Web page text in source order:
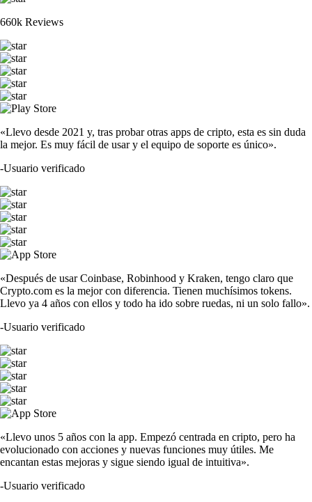
660k Reviews
«Llevo desde 2021 y, tras probar otras apps de cripto, esta es sin duda
la mejor. Es muy fácil de usar y el equipo de soporte es único».
-Usuario verificado
«Después de usar Coinbase, Robinhood y Kraken, tengo claro que
Crypto.com es la mejor con diferencia. Tienen muchísimos tokens.
Llevo ya 4 años con ellos y todo ha ido sobre ruedas, ni un solo fallo».
-Usuario verificado
«Llevo unos 5 años con la app. Empezó centrada en cripto, pero ha
evolucionado con acciones y nuevas funciones muy útiles. Me
encantan estas mejoras y sigue siendo igual de intuitiva».
-Usuario verificado